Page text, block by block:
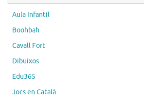
Aula Infantil
Boohbah
Cavall Fort
Dibuixos
Edu365
Jocs en Català